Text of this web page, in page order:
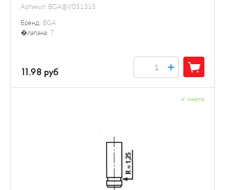
Артикул: BGA@V051315
Бренд: BGA
�лапана: 7
11.98 руб +
много